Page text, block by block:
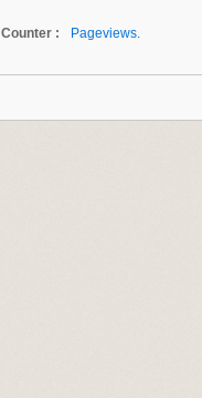
Counter :
Pageviews.